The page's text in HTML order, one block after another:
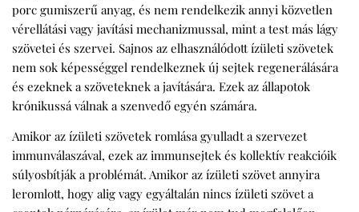
porc gumiszerű anyag, és nem rendelkezik annyi közvetlen
vérellátási vagy javítási mechanizmussal, mint a test más lágy
szövetei és szervei. Sajnos az elhasználódott ízületi szövetek
nem sok képességgel rendelkeznek új sejtek regenerálására
és ezeknek a szöveteknek a javítására. Ezek az állapotok
krónikussá válnak a szenvedő egyén számára.
Amikor az ízületi szövetek romlása gyulladt a szervezet
immunválaszával, ezek az immunsejtek és kollektív reakcióik
súlyosbítják a problémát. Amikor az ízületi szövet annyira
leromlott, hogy alig vagy egyáltalán nincs ízületi szövet a